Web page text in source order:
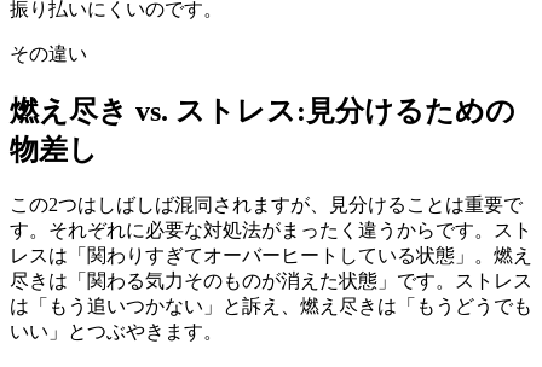
振り払いにくいのです。
その違い
燃え尽き vs. ストレス:見分けるための
物差し
この2つはしばしば混同されますが、見分けることは重要で
す。それぞれに必要な対処法がまったく違うからです。スト
レスは「関わりすぎてオーバーヒートしている状態」。燃え
尽きは「関わる気力そのものが消えた状態」です。ストレス
は「もう追いつかない」と訴え、燃え尽きは「もうどうでも
いい」とつぶやきます。